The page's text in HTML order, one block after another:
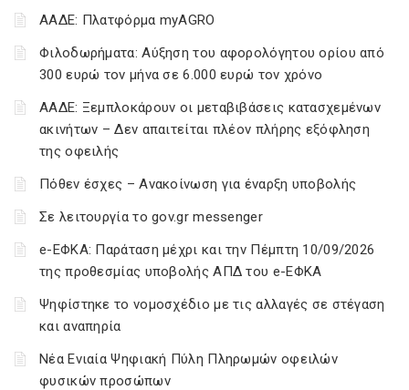
ΑΑΔΕ: Πλατφόρμα myAGRO
Φιλοδωρήματα: Αύξηση του αφορολόγητου ορίου από
300 ευρώ τον μήνα σε 6.000 ευρώ τον χρόνο
ΑΑΔΕ: Ξεμπλοκάρουν οι μεταβιβάσεις κατασχεμένων
ακινήτων – Δεν απαιτείται πλέον πλήρης εξόφληση
της οφειλής
Πόθεν έσχες – Ανακοίνωση για έναρξη υποβολής
Σε λειτουργία το gov.gr messenger
e-ΕΦΚΑ: Παράταση μέχρι και την Πέμπτη 10/09/2026
της προθεσμίας υποβολής ΑΠΔ του e-ΕΦΚΑ
Ψηφίστηκε το νομοσχέδιο με τις αλλαγές σε στέγαση
και αναπηρία
Νέα Ενιαία Ψηφιακή Πύλη Πληρωμών οφειλών
φυσικών προσώπων